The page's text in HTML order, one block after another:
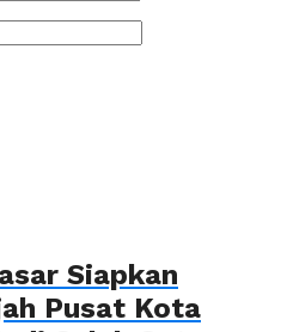
Siapkan
Pusat Kota